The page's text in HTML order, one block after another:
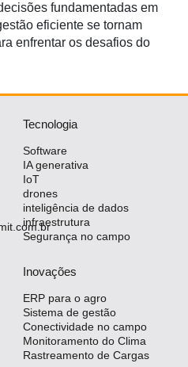
fundamentadas em
eficiente se tornam
enfrentar os desafios do
Tecnologia
Software
IA generativa
IoT
drones
inteligência de dados
infraestrutura
Segurança no campo
Inovações
ERP para o agro
Sistema de gestão
Conectividade no campo
Monitoramento do Clima
Rastreamento de Cargas